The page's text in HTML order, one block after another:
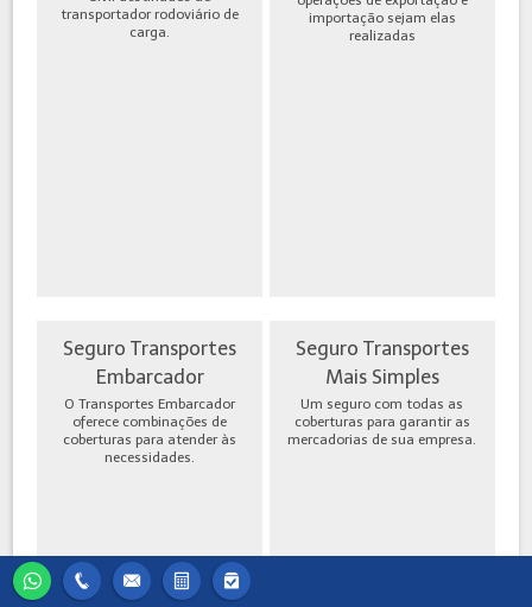
transportador rodoviário de
carga.
importação sejam elas
realizadas
Seguro Transportes
Embarcador
O Transportes Embarcador
oferece combinações de
coberturas para atender às
necessidades.
Seguro Transportes
Mais Simples
Um seguro com todas as
coberturas para garantir as
mercadorias de sua empresa.